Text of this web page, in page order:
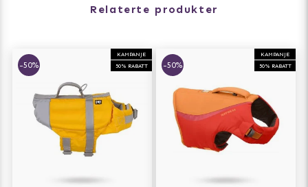
Relaterte produkter
KAMPANJE
50% RABATT
-50%
KAMPANJE
50% RABATT
-50%